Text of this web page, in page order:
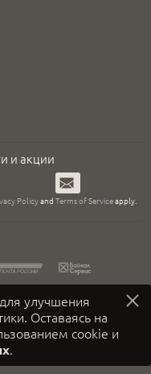
улучшения
Оставаясь на
cookie и
.
и акции
Подписаться
Policyand Terms of Serviceapply.